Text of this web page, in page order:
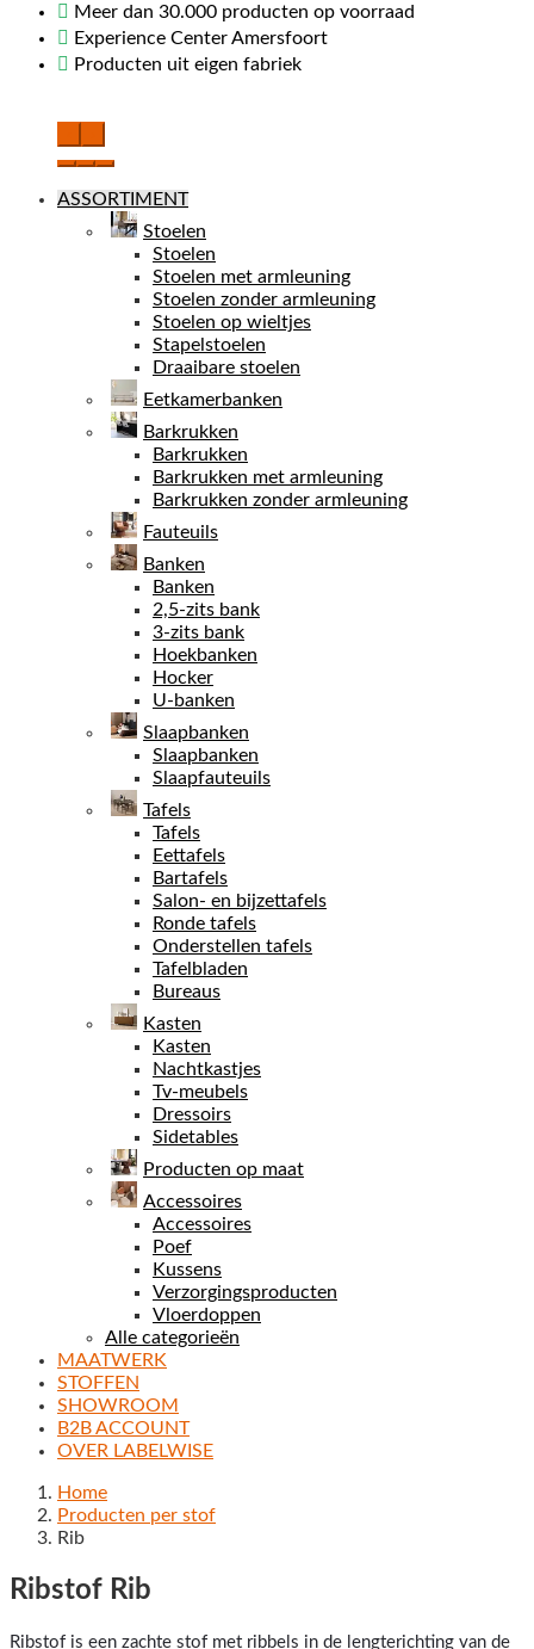
Meer dan 30.000 producten op voorraad
Experience Center Amersfoort
Producten uit eigen fabriek
ASSORTIMENT
Stoelen
Stoelen
Stoelen met armleuning
Stoelen zonder armleuning
Stoelen op wieltjes
Stapelstoelen
Draaibare stoelen
Eetkamerbanken
Barkrukken
Barkrukken
Barkrukken met armleuning
Barkrukken zonder armleuning
Fauteuils
Banken
Banken
2,5-zits bank
3-zits bank
Hoekbanken
Hocker
U-banken
Slaapbanken
Slaapbanken
Slaapfauteuils
Tafels
Tafels
Eettafels
Bartafels
Salon- en bijzettafels
Ronde tafels
Onderstellen tafels
Tafelbladen
Bureaus
Kasten
Kasten
Nachtkastjes
Tv-meubels
Dressoirs
Sidetables
Producten op maat
Accessoires
Accessoires
Poef
Kussens
Verzorgingsproducten
Vloerdoppen
Alle categorieën
MAATWERK
STOFFEN
SHOWROOM
B2B ACCOUNT
OVER LABELWISE
Home
Producten per stof
Rib
Ribstof Rib
Ribstof is een zachte stof met ribbels in de lengterichting van de